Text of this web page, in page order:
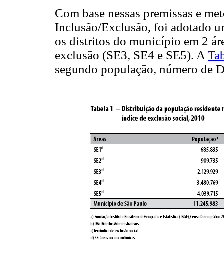
Com base nessas premissas e
Inclusão/Exclusão, foi adotado
os distritos do município em 2
exclusão (SE3, SE4 e SE5). A
segundo população, número de